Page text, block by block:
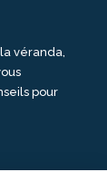
véranda,
pour